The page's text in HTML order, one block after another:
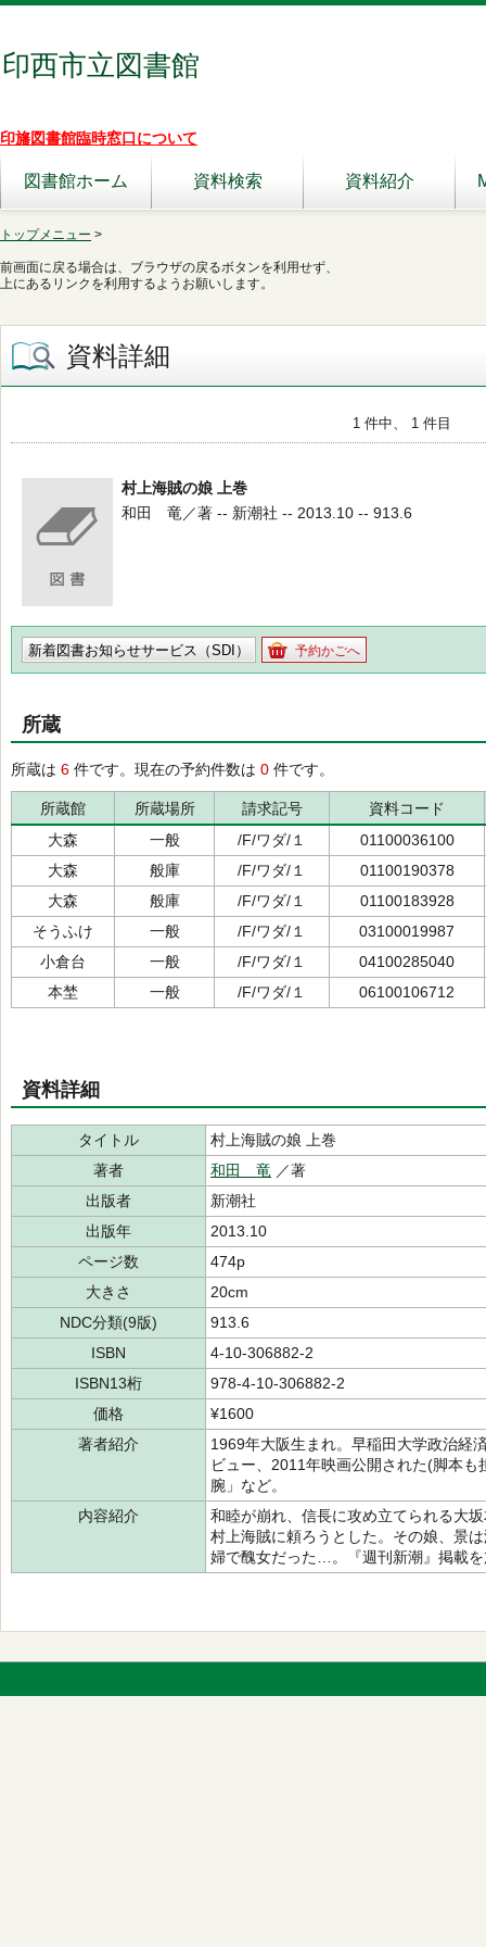
印西市立図書館
印旛図書館臨時窓口について
図書館ホーム 資料検索 資料紹介
トップメニュー >
前画面に戻る場合は、ブラウザの戻るボタンを利用せず、
上にあるリンクを利用するようお願いします。
資料詳細
1 件中、 1 件目
村上海賊の娘 上巻
和田 竜／著 -- 新潮社 -- 2013.10 -- 913.6
新着図書お知らせサービス（SDI） 予約かごへ
所蔵
所蔵は 6 件です。現在の予約件数は 0 件です。
所蔵館 所蔵場所 請求記号
資料コード
大森
一般 /F/ワダ/１
01100036100
大森
般庫 /F/ワダ/１
01100190378
大森
般庫 /F/ワダ/１
01100183928
そうふけ
一般 /F/ワダ/１
03100019987
小倉台
一般 /F/ワダ/１
04100285040
本埜
一般 /F/ワダ/１ 06100106712
資料詳細
タイトル
村上海賊の娘 上巻
著者
和田 竜 ／著
出版者
新潮社
出版年
2013.10
ページ数
474p
大きさ
20cm
NDC分類(9版)
913.6
ISBN
4-10-306882-2
ISBN13桁
978-4-10-306882-2
価格
¥1600
著者紹介
1969年大阪生まれ。早稲田大学政治経
ビュー、2011年映画公開された(脚本
腕」など。
内容紹介
和睦が崩れ、信長に攻め立てられる大
村上海賊に頼ろうとした。その娘、景
婦で醜女だった…。『週刊新潮』掲載